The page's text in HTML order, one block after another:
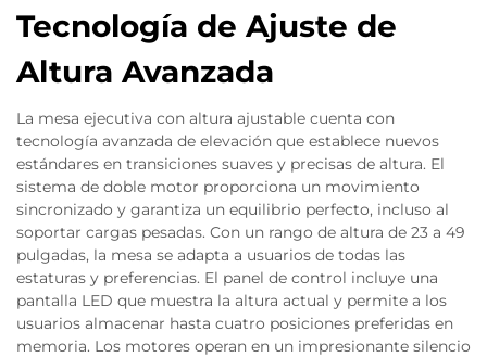
Tecnología de Ajuste de
Altura Avanzada
La mesa ejecutiva con altura ajustable cuenta con
tecnología avanzada de elevación que establece nuevos
estándares en transiciones suaves y precisas de altura. El
sistema de doble motor proporciona un movimiento
sincronizado y garantiza un equilibrio perfecto, incluso al
soportar cargas pesadas. Con un rango de altura de 23 a 49
pulgadas, la mesa se adapta a usuarios de todas las
estaturas y preferencias. El panel de control incluye una
pantalla LED que muestra la altura actual y permite a los
usuarios almacenar hasta cuatro posiciones preferidas en
memoria. Los motores operan en un impresionante silencio